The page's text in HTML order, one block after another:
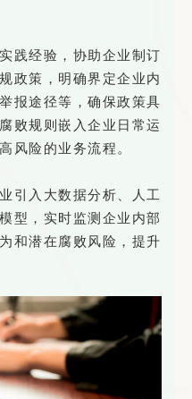
践经验，协助企业制订
政策，明确界定企业内
报途径等，确保政策具
败规则嵌入企业日常运
风险的业务流程。
引入大数据分析、人工
型，实时监测企业内部
和潜在腐败风险，提升